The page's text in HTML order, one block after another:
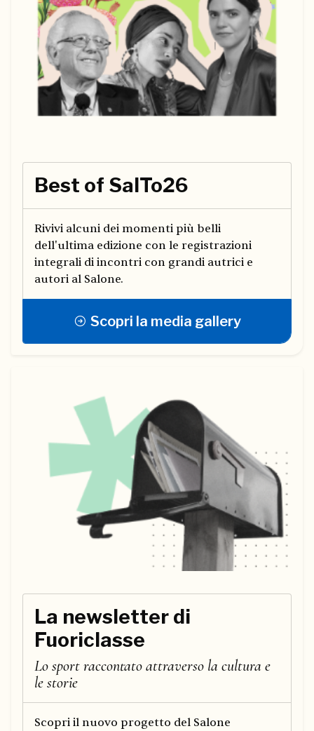
Best of SalTo26
Rivivi alcuni dei momenti più belli
dell'ultima edizione con le registrazioni
integrali di incontri con grandi autrici e
autori al Salone.
Scopri la media gallery
La newsletter di
Fuoriclasse
Lo sport raccontato attraverso la cultura e
le storie
Scopri il nuovo progetto del Salone